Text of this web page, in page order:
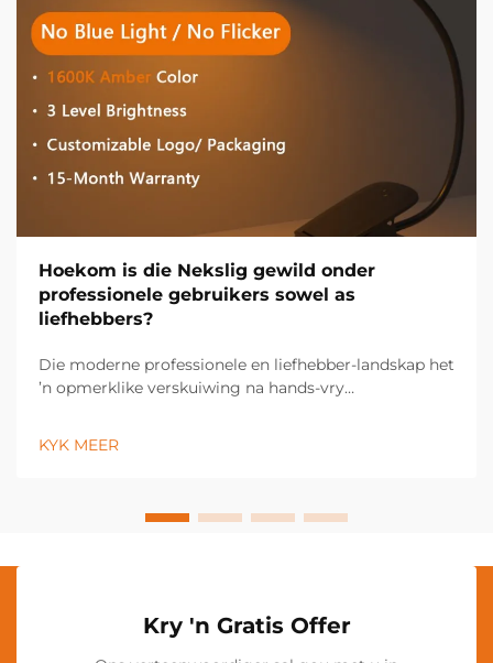
Hoekom is die Nekslig gewild onder
professionele gebruikers sowel as
liefhebbers?
Die moderne professionele en liefhebber-landskap het
’n opmerklike verskuiwing na hands-vry
verskeidenheid nydige en persoonlike toepassings.
KYK MEER
Kry 'n Gratis Offer